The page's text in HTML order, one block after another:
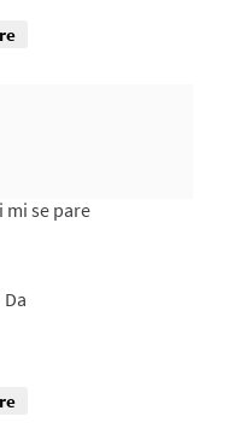
mi se pare
Da